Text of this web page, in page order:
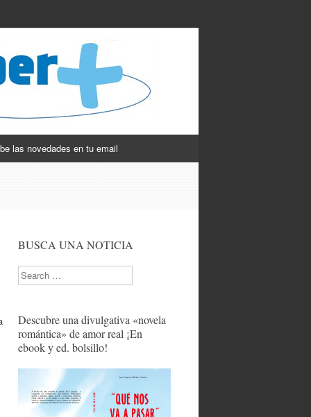
las novedades en tu email
BUSCA UNA NOTICIA
Search
Descubre una divulgativa «novela
romántica» de amor real ¡En
ebook y ed. bolsillo!